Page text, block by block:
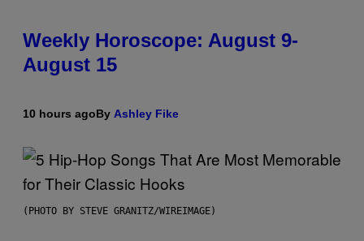
Weekly Horoscope: August 9-
August 15
10 hours agoBy Ashley Fike
(PHOTO BY STEVE GRANITZ/WIREIMAGE)